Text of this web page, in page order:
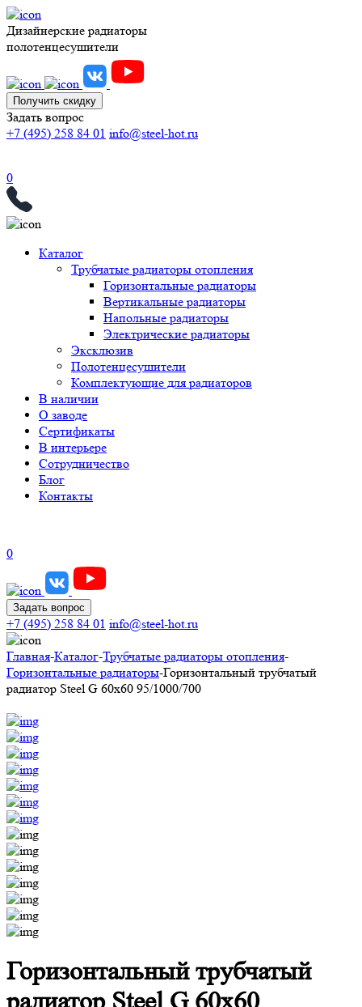
Дизайнерские радиаторы
полотенцесушители
Получить скидку
Задать вопрос
+7 (495) 258 84 01 info@steel-hot.ru
0
Каталог
Трубчатые радиаторы отопления
Горизонтальные радиаторы
Вертикальные радиаторы
Напольные радиаторы
Электрические радиаторы
Эксклюзив
Полотенцесушители
Комплектующие для радиаторов
В наличии
О заводе
Сертификаты
В интерьере
Сотрудничество
Блог
Контакты
0
Задать вопрос
+7 (495) 258 84 01 info@steel-hot.ru
Главная-Каталог-Трубчатые радиаторы отопления-
Горизонтальные радиаторы-Горизонтальный трубчатый
радиатор Steel G 60х60 95/1000/700
Горизонтальный трубчатый